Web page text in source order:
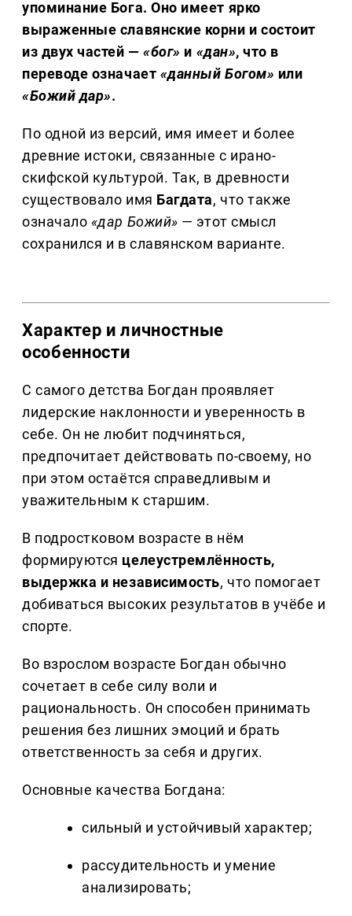
упоминание Бога. Оно имеет ярко
выраженные славянские корни и состоит
из двух частей —«бог» и «дан», что в
переводе означает «данный Богом» или
«Божий дар».
По одной из версий, имя имеет и более
древние истоки, связанные с ирано-
скифской культурой. Так, в древности
существовало имя Багдата, что также
означало «дар Божий» — этот смысл
сохранился и в славянском варианте.
Характер и личностные
особенности
С самого детства Богдан проявляет
лидерские наклонности и уверенность в
себе. Он не любит подчиняться,
предпочитает действовать по-своему, но
при этом остаётся справедливым и
уважительным к старшим.
В подростковом возрасте в нём
формируются целеустремлённость,
выдержка и независимость, что помогает
добиваться высоких результатов в учёбе и
спорте.
Во взрослом возрасте Богдан обычно
сочетает в себе силу воли и
рациональность. Он способен принимать
решения без лишних эмоций и брать
ответственность за себя и других.
Основные качества Богдана:
сильный и устойчивый характер;
рассудительность и умение
анализировать;